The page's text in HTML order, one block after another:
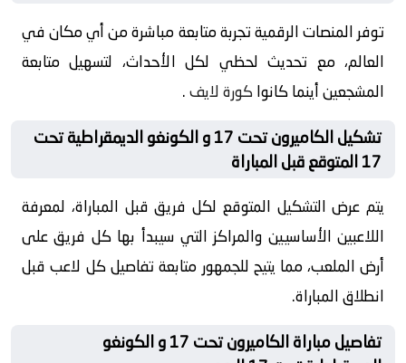
توفر المنصات الرقمية تجربة متابعة مباشرة من أي مكان في
العالم، مع تحديث لحظي لكل الأحداث، لتسهيل متابعة
المشجعين أينما كانواكورة لايف.
تشكيل الكاميرون تحت 17 و الكونغو الديمقراطية تحت
17 المتوقع قبل المباراة
يتم عرض التشكيل المتوقع لكل فريق قبل المباراة، لمعرفة
اللاعبين الأساسيين والمراكز التي سيبدأ بها كل فريق على
أرض الملعب، مما يتيح للجمهور متابعة تفاصيل كل لاعب قبل
انطلاق المباراة.
تفاصيل مباراة الكاميرون تحت 17 و الكونغو